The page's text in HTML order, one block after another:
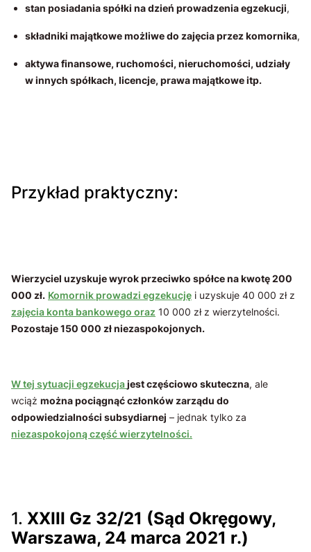
stan posiadania spółki na dzień prowadzenia egzekucji,
składniki majątkowe możliwe do zajęcia przez komornika,
aktywa finansowe, ruchomości, nieruchomości, udziały
w innych spółkach, licencje, prawa majątkowe itp.
Przykład praktyczny:
Wierzyciel uzyskuje wyrok przeciwko spółce na kwotę 200
000 zł. Komornik prowadzi egzekucję i uzyskuje 40 000 zł z
zajęcia konta bankowego oraz 10 000 zł z wierzytelności.
Pozostaje 150 000 zł niezaspokojonych.
W tej sytuacji egzekucjajest częściowo skuteczna, ale
wciąż można pociągnąć członków zarządu do
odpowiedzialności subsydiarnej – jednak tylko za
niezaspokojoną część wierzytelności.
XXIII Gz 32/21 (Sąd Okręgowy,
Warszawa, 24 marca 2021 r.)